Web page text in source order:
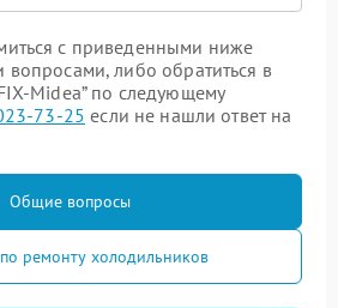
с приведенными ниже
вопросами, либо обратиться в
Midea” по следующему
73-25 если не нашли ответ на
Общие вопросы
ремонту холодильников